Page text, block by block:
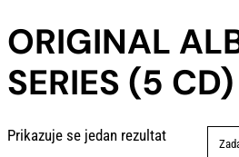
ORIGINAL
SERIES (5 CD)
Prikazuje se jedan rezultat